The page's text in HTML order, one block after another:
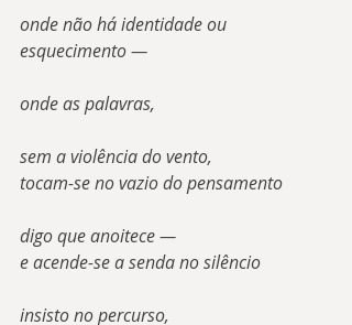
onde não há identidade ou
esquecimento —
onde as palavras,
sem a violência do vento,
tocam-se no vazio do pensamento
digo que anoitece —
e acende-se a senda no silêncio
insisto no percurso,